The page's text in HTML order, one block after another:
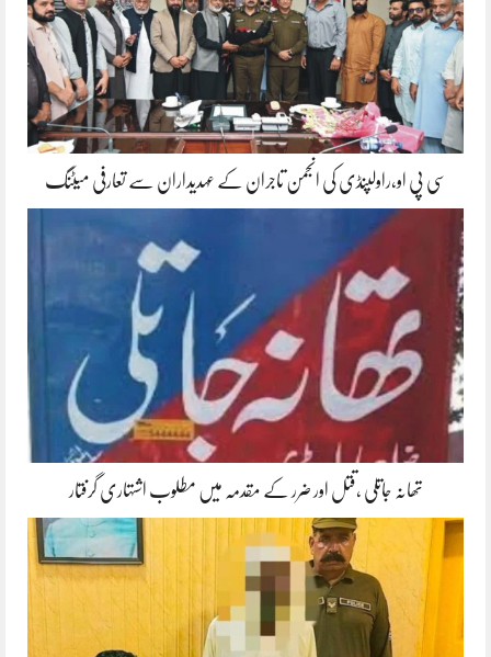
سی پی او،راولپنڈی کی انجمن تاجران کے عہدیداران سے تعارفی میٹنگ
تھانہ جاتلی ،قتل اور ضرر کے مقدمہ میں مطلوب اشتہاری گرفتار